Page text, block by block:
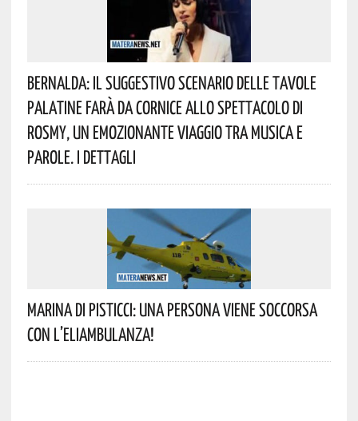
Bernalda: Il Suggestivo Scenario Delle Tavole
Palatine Farà Da Cornice Allo Spettacolo Di
Rosmy, Un Emozionante Viaggio Tra Musica E
Parole. I Dettagli
Marina Di Pisticci: Una Persona Viene Soccorsa
Con L’eliambulanza!